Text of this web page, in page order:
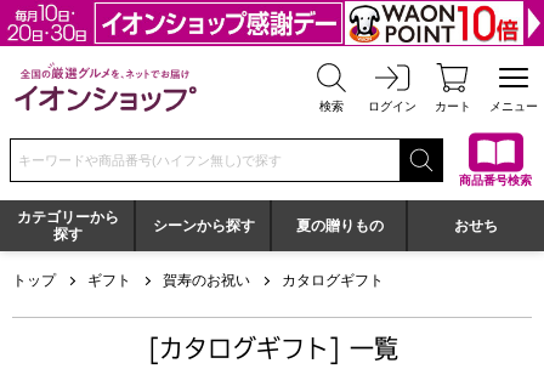
全国の厳選グルメを、ネットでお届け イオンショップ
検索 ログイン カート メニュー
検索キーワードまたは商品番号を入力してください
商品番号検索
カテゴリーから
探す
シーンから探す 夏の贈りもの おせち
トップ ギフト 賀寿のお祝い カタログギフト
[カタログギフト] 一覧